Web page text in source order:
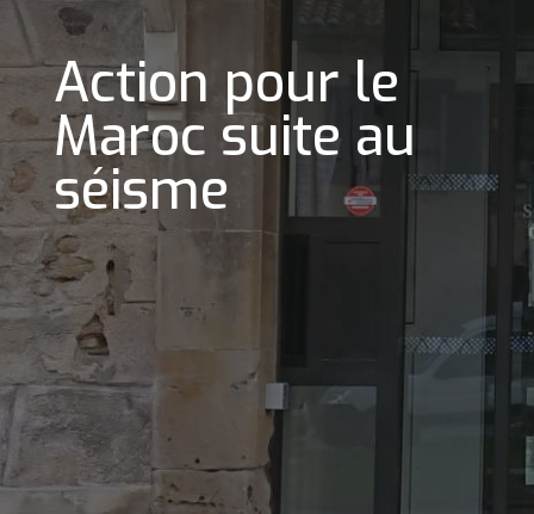
Action pour le
Maroc suite au
séisme